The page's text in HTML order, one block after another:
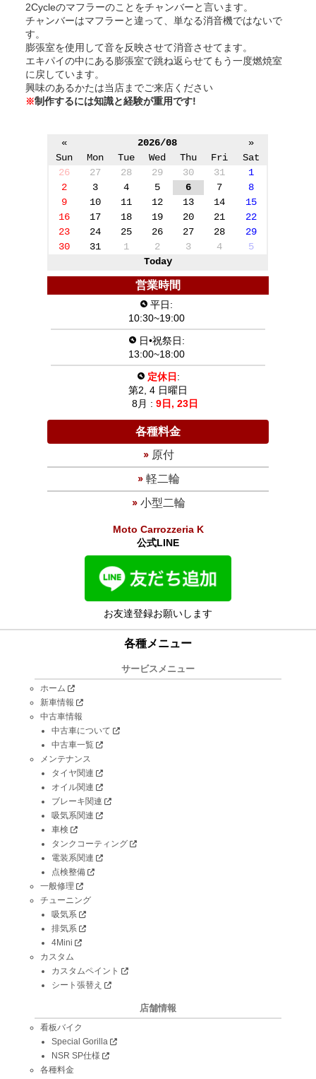
2Cycleのマフラーのことをチャンバーと言います。
チャンバーはマフラーと違って、単なる消音機ではないで
す。
膨張室を使用して音を反映させて消音させてます。
エキパイの中にある膨張室で跳ね返らせてもう一度燃焼室
に戻しています。
興味のあるかたは当店までご来店ください
※制作するには知識と経験が重用です!
« 2026/08
»
Sun
Mon Tue Wed Thu Fri
Sat
26
27 28 29 30 31
1
2
3 4 5 6 7
8
9
10 11 12 13 14
15
16
17 18 19 20 21
22
23
24 25 26 27 28
29
30
31 1 2 3 4
5
Today
営業時間
平日:
10:30~19:00
日•祝祭日:
13:00~18:00
定休日 :
第2, 4 日曜日
8月 : 9日, 23日
各種料金
原付
軽二輪
小型二輪
Moto Carrozzeria K
公式LINE
お友達登録お願いします
各種メニュー
サービスメニュー
ホーム
新車情報
中古車情報
中古車について
中古車一覧
メンテナンス
タイヤ関連
オイル関連
ブレーキ関連
吸気系関連
車検
タンクコーティング
電装系関連
点検整備
一般修理
チューニング
吸気系
排気系
4Mini
カスタム
カスタムペイント
シート張替え
店舗情報
看板バイク
Special Gorilla
NSR SP仕様
各種料金